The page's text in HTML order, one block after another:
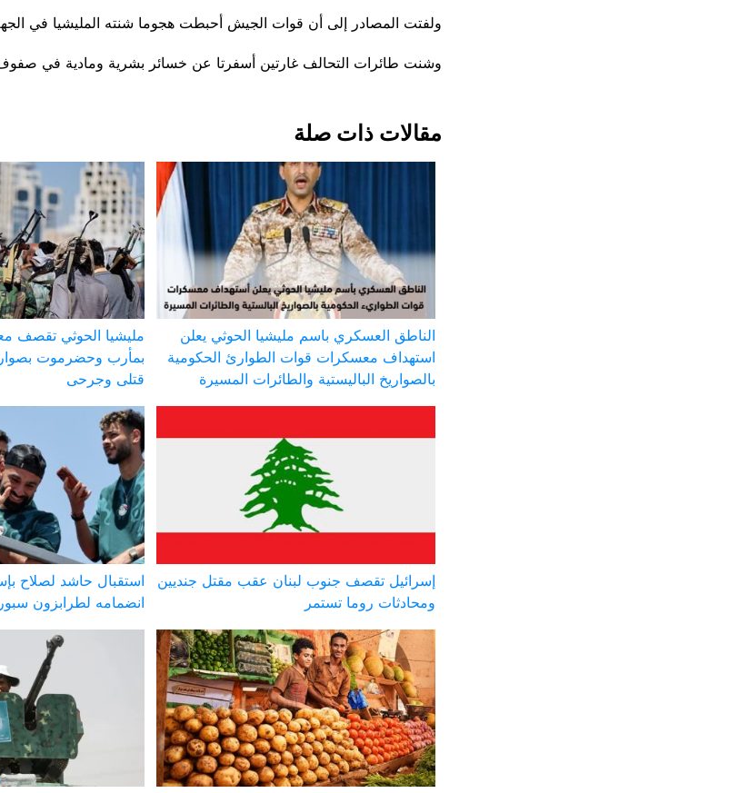
ولفتت المصادر إلى أن قوات الجيش أحبطت هجوما شنته المليشيا في
وشنت طائرات التحالف غارتين أسفرتا عن خسائر بشرية ومادية في صفوف
مقالات ذات صلة
الناطق العسكري باسم مليشيا الحوثي يعلن
استهداف معسكرات قوات الطوارئ الحكومية
بالصواريخ الباليستية والطائرات المسيرة
مليشيا الحوثي تقصف
بمأرب وحضرموت
قتلى وجرحى
إسرائيل تقصف جنوب لبنان عقب مقتل جنديين
ومحادثات روما تستمر
استقبال حاشد لصلاح
انضمامه لطرابزون سبور